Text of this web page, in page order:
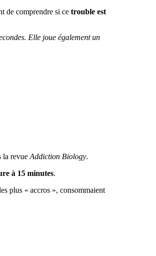
de comprendre si ce trouble est
Elle joue également un
la revue Addiction Biology.
à 15 minutes.
plus « accros », consommaient